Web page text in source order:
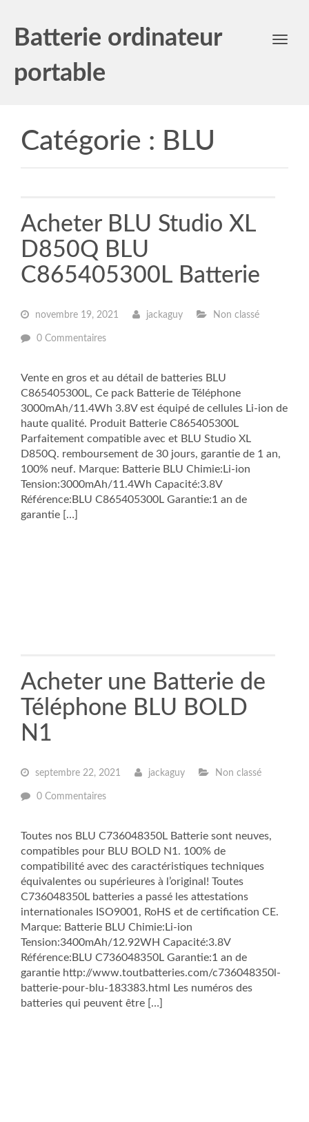
Batterie ordinateur
portable
Toggle
Catégorie : BLU
Acheter BLU Studio XL
D850Q BLU
C865405300L Batterie
novembre 19, 2021 jackaguy Non classé
0 Commentaires
Vente en gros et au détail de batteries BLU
C865405300L, Ce pack Batterie de Téléphone
3000mAh/11.4Wh 3.8V est équipé de cellules Li-ion de
haute qualité. Produit Batterie C865405300L
Parfaitement compatible avec et BLU Studio XL
D850Q. remboursement de 30 jours, garantie de 1 an,
100% neuf. Marque: Batterie BLU Chimie:Li-ion
Tension:3000mAh/11.4Wh Capacité:3.8V
Référence:BLU C865405300L Garantie:1 an de
garantie […]
Acheter une Batterie de
Téléphone BLU BOLD
N1
septembre 22, 2021 jackaguy Non classé
0 Commentaires
Toutes nos BLU C736048350L Batterie sont neuves,
compatibles pour BLU BOLD N1. 100% de
compatibilité avec des caractéristiques techniques
équivalentes ou supérieures à l’original! Toutes
C736048350L batteries a passé les attestations
internationales ISO9001, RoHS et de certification CE.
Marque: Batterie BLU Chimie:Li-ion
Tension:3400mAh/12.92WH Capacité:3.8V
Référence:BLU C736048350L Garantie:1 an de
garantie http://www.toutbatteries.com/c736048350l-
batterie-pour-blu-183383.html Les numéros des
batteries qui peuvent être […]